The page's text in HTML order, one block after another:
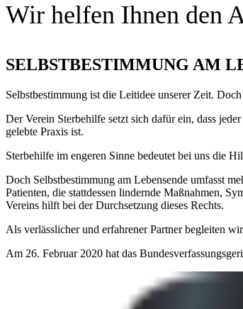
Wir helfen Ihnen den
SELBSTBESTIMMUNG AM
Selbstbestimmung ist die Leitidee unserer Zeit.
Der Verein Sterbehilfe setzt sich dafür ein, dass
gelebte Praxis ist.
Sterbehilfe im engeren Sinne bedeutet bei uns die
Doch Selbstbestimmung am Lebensende umfasst
Patienten, die stattdessen lindernde Maßnahmen,
Vereins hilft bei der Durchsetzung dieses Rechts.
Als verlässlicher und erfahrener Partner begleiten
Am 26. Februar 2020 hat das